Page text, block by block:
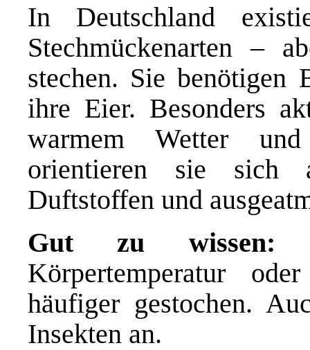
In Deutschland
Stechmückenarten –
stechen. Sie
ihre Eier. Besonders
warmem Wetter
orientieren sie sich
Duftstoffen und
Gut zu wissen:
Körpertemperatur
häufiger gestochen.
Insekten an.